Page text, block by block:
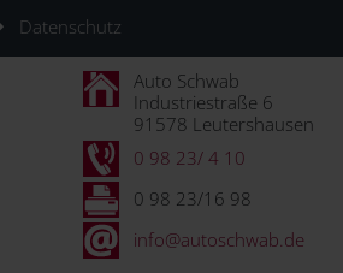
Datenschutz
Auto Schwab
Industriestraße 6
91578 Leutershausen
0 98 23/ 4 10
0 98 23/16 98
info@autoschwab.de